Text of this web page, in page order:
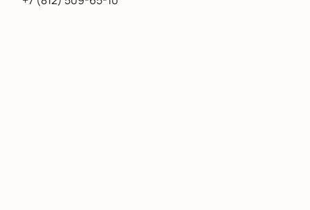
сразу на электронную почту.